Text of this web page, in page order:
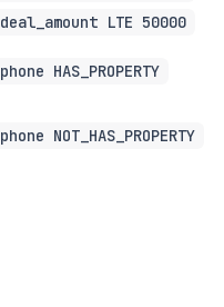
deal_amount LTE 50000
phone HAS_PROPERTY
phone NOT_HAS_PROPERTY